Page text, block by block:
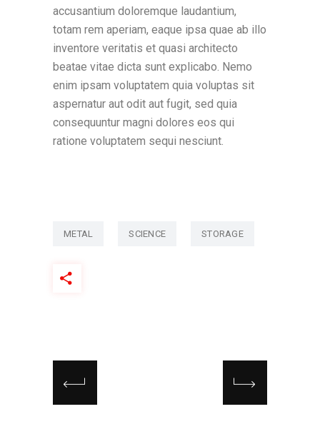
accusantium doloremque laudantium,
totam rem aperiam, eaque ipsa quae ab illo
inventore veritatis et quasi architecto
beatae vitae dicta sunt explicabo. Nemo
enim ipsam voluptatem quia voluptas sit
aspernatur aut odit aut fugit, sed quia
consequuntur magni dolores eos qui
ratione voluptatem sequi nesciunt.
METAL SCIENCE STORAGE